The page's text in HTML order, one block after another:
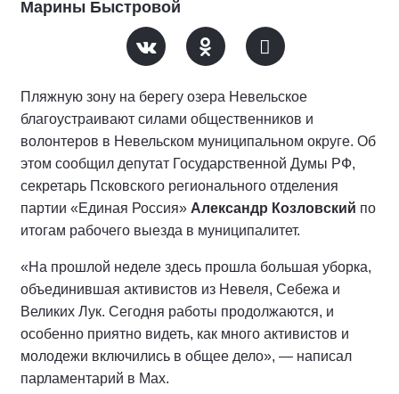
Марины Быстровой
Пляжную зону на берегу озера Невельское
благоустраивают силами общественников и
волонтеров в Невельском муниципальном округе. Об
этом сообщил депутат Государственной Думы РФ,
секретарь Псковского регионального отделения
партии «Единая Россия» Александр Козловский по
итогам рабочего выезда в муниципалитет.
«На прошлой неделе здесь прошла большая уборка,
объединившая активистов из Невеля, Себежа и
Великих Лук. Сегодня работы продолжаются, и
особенно приятно видеть, как много активистов и
молодежи включились в общее дело», — написал
парламентарий в Мах.